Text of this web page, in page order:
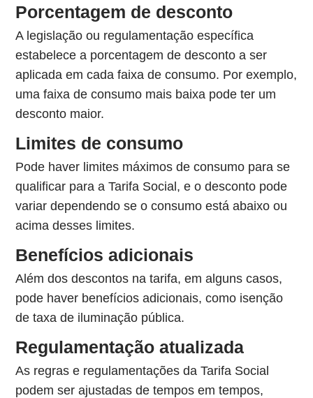
Porcentagem de desconto
A legislação ou regulamentação específica
estabelece a porcentagem de desconto a ser
aplicada em cada faixa de consumo. Por exemplo,
uma faixa de consumo mais baixa pode ter um
desconto maior.
Limites de consumo
Pode haver limites máximos de consumo para se
qualificar para a Tarifa Social, e o desconto pode
variar dependendo se o consumo está abaixo ou
acima desses limites.
Benefícios adicionais
Além dos descontos na tarifa, em alguns casos,
pode haver benefícios adicionais, como isenção
de taxa de iluminação pública.
Regulamentação atualizada
As regras e regulamentações da Tarifa Social
podem ser ajustadas de tempos em tempos,